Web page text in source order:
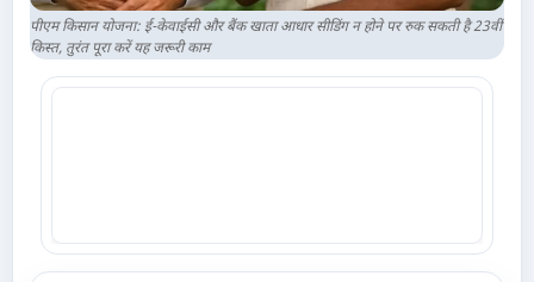
पीएम किसान योजना: ई-केवाईसी और बैंक खाता आधार सीडिंग न होने पर रुक सकती है 23वीं
किस्त, तुरंत पूरा करें यह जरूरी काम